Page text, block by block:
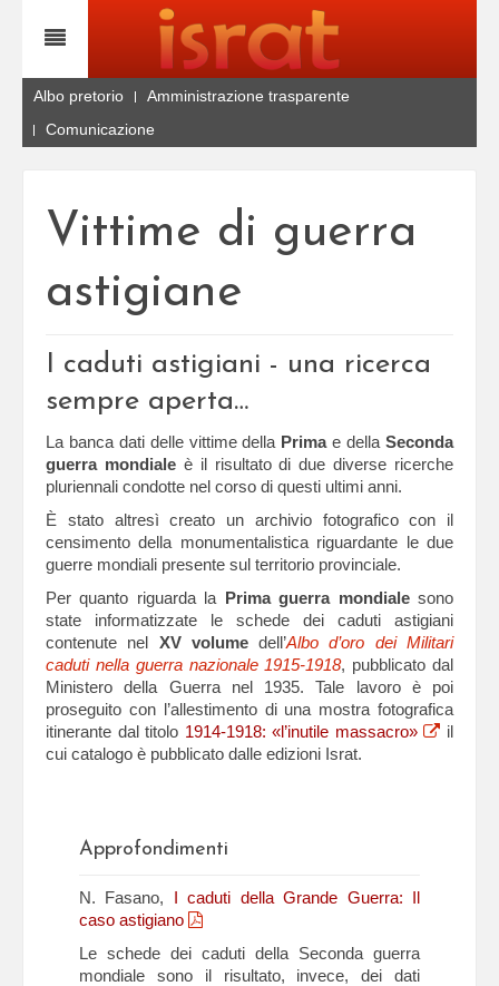
Albo pretorio
Amministrazione trasparente
Comunicazione
Vittime di guerra
astigiane
I caduti astigiani - una ricerca
sempre aperta…
La banca dati delle vittime della Primae dellaSeconda
guerra mondialeè il risultato di due diverse ricerche
pluriennali condotte nel corso di questi ultimi anni.
È stato altresì creato un archivio fotografico con il
censimento della monumentalistica riguardante le due
guerre mondiali presente sul territorio provinciale.
Per quanto riguarda la Prima guerra mondialesono
state informatizzate le schede dei caduti astigiani
contenute nel XV volumedell’Albo d’oro dei Militari
caduti nella guerra nazionale 1915-1918, pubblicato dal
Ministero della Guerra nel 1935. Tale lavoro è poi
proseguito con l’allestimento di una mostra fotografica
itinerante dal titolo 1914-1918: «l’inutile massacro»
il
cui catalogo è pubblicato dalle edizioni Israt.
Approfondimenti
N. Fasano,
I caduti della Grande Guerra: Il
caso astigiano
Le schede dei caduti della Seconda guerra
mondiale sono il risultato, invece, dei dati